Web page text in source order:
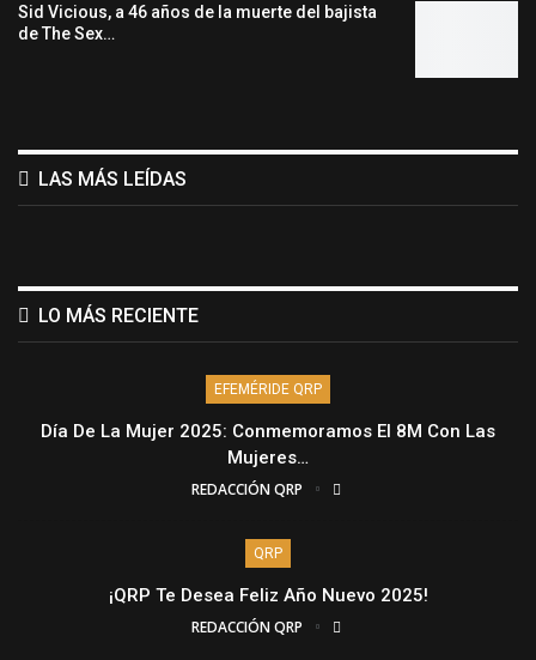
Sid Vicious, a 46 años de la muerte del bajista
de The Sex…
LAS MÁS LEÍDAS
LO MÁS RECIENTE
EFEMÉRIDE QRP
Día De La Mujer 2025: Conmemoramos El 8M Con Las
Mujeres…
REDACCIÓN QRP
QRP
¡QRP Te Desea Feliz Año Nuevo 2025!
REDACCIÓN QRP